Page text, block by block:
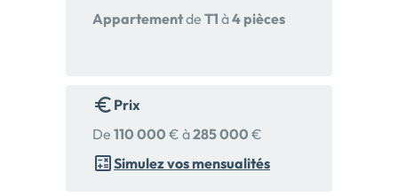
Appartementde T1 à4 pièces
Prix
De 110 000 € à285 000 €
Simulez vos mensualités